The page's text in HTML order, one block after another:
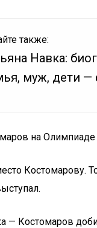
также:
Навка:
муж, дети —
на
Костомарову.
— Костомаров